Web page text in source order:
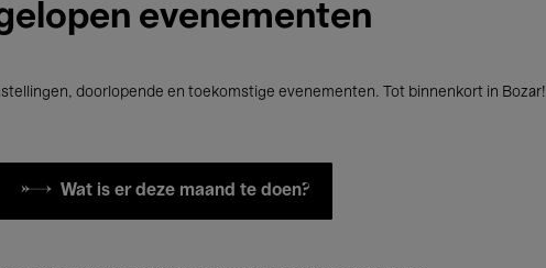
evenementen
doorlopende en toekomstige evenementen. Tot binnenkort in Bozar!
Wat is er deze maand te doen?